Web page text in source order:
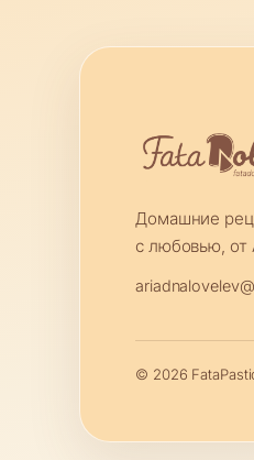
Домашние
с любовью, от
© 2026